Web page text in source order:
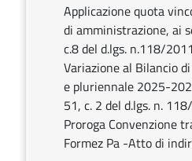
Applicazione quota
di amministrazione, ai
c.8 del d.lgs. n.118/
Variazione al Bilancio
e pluriennale 2025-
51, c. 2 del d.lgs. n.
Proroga Convenzione
Formez Pa -Atto di